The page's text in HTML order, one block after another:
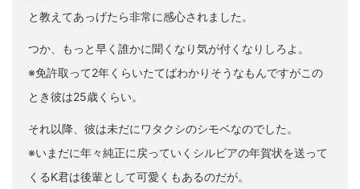
と教えてあっげたら非常に感心されました。
つか、もっと早く誰かに聞くなり気が付くなりしろよ。
※免許取って2年くらいたてばわかりそうなもんですがこの
とき彼は25歳くらい。
それ以降、彼は未だにワタクシのシモベなのでした。
※いまだに年々純正に戻っていくシルビアの年賀状を送って
くるK君は後輩として可愛くもあるのだが。